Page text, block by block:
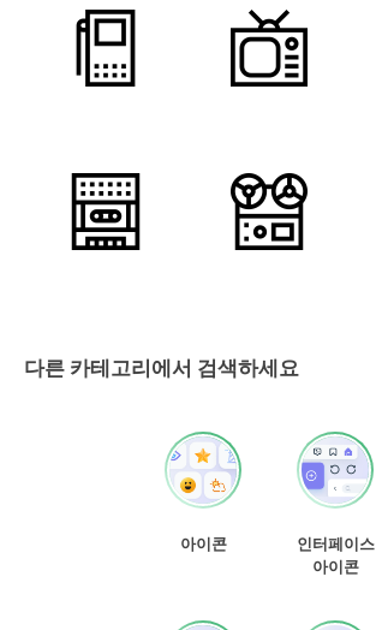
다른 카테고리에서 검색하세요
아이콘
인터페이스
아이콘